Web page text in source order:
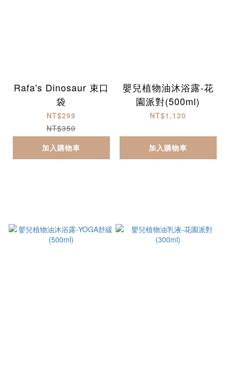
Rafa's Dinosaur 束口
袋
NT$299
NT$350
加入購物車
嬰兒植物油沐浴露-花
園派對(500ml)
NT$1,120
加入購物車